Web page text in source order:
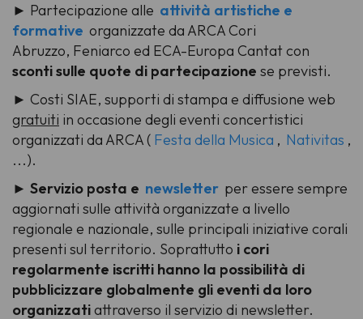
► Partecipazione alle attività artistiche e
formative organizzate da ARCA Cori
Abruzzo, Feniarco ed ECA-Europa Cantat con
sconti sulle quote di partecipazione se previsti.
► Costi SIAE, supporti di stampa e diffusione web
gratuiti in occasione degli eventi concertistici
organizzati da ARCA ( Festa della Musica , Nativitas ,
...).
► Servizio posta e newsletter per essere sempre
aggiornati sulle attività organizzate a livello
regionale e nazionale, sulle principali iniziative corali
presenti sul territorio. Soprattutto i cori
regolarmente iscritti hanno la possibilità di
pubblicizzare globalmente gli eventi da loro
organizzatiattraverso il servizio di newsletter.